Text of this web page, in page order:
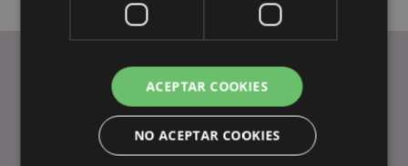
ENLACES ÚTILES
Preguntas Frecuentes
Entregas y Envíos
ACEPTAR COOKIES
NO ACEPTAR COOKIES